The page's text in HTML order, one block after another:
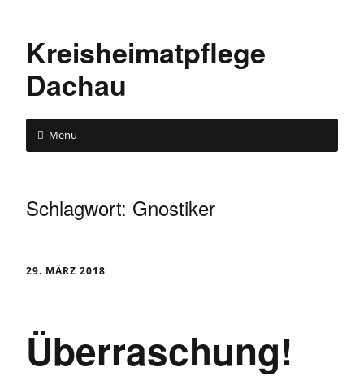
Kreisheimatpflege
Dachau
Menü
Schlagwort: Gnostiker
29. MÄRZ 2018
Überraschung!